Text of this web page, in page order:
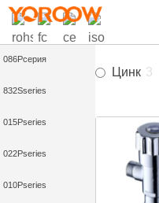
084Pсерия
086Pсерия
832Sseries
015Pseries
022Pseries
010Pseries
Цинк 3